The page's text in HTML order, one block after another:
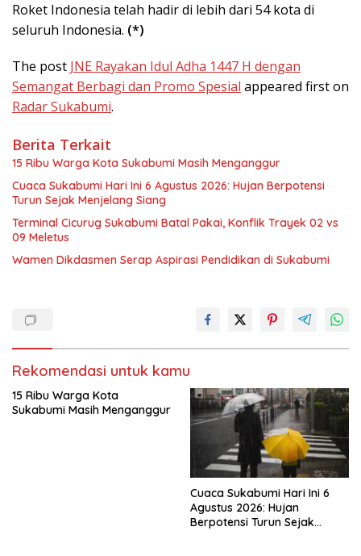
Roket Indonesia telah hadir di lebih dari 54 kota di
seluruh Indonesia. (*)
The post JNE Rayakan Idul Adha 1447 H dengan
Semangat Berbagi dan Promo Spesial appeared first on
Radar Sukabumi.
Berita Terkait
15 Ribu Warga Kota Sukabumi Masih Menganggur
Cuaca Sukabumi Hari Ini 6 Agustus 2026: Hujan Berpotensi
Turun Sejak Menjelang Siang
Terminal Cicurug Sukabumi Batal Pakai, Konflik Trayek 02 vs
09 Meletus
Wamen Dikdasmen Serap Aspirasi Pendidikan di Sukabumi
Rekomendasi untuk kamu
15 Ribu Warga Kota
Sukabumi Masih Menganggur
Cuaca Sukabumi Hari Ini 6
Agustus 2026: Hujan
Berpotensi Turun Sejak